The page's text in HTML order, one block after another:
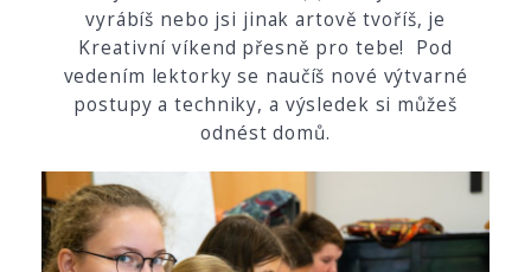
vyrábíš nebo jsi jinak artově tvoříš, je
Kreativní víkend přesně pro tebe! Pod
vedením lektorky se naučíš nové výtvarné
postupy a techniky, a výsledek si můžeš
odnést domů.